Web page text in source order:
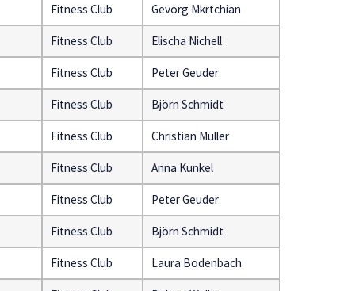
Fitness Club Gevorg Mkrtchian
Fitness Club Elischa Nichell
Fitness Club Peter Geuder
Fitness Club Björn Schmidt
Fitness Club Christian Müller
Fitness Club Anna Kunkel
Fitness Club Peter Geuder
Fitness Club Björn Schmidt
Fitness Club Laura Bodenbach